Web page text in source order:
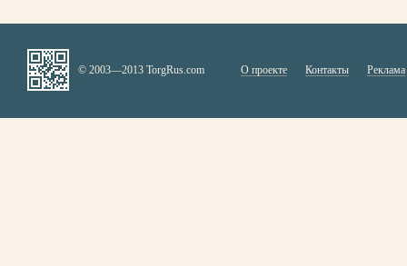
© 2003—2013 TorgRus.com О проекте Контакты Реклама